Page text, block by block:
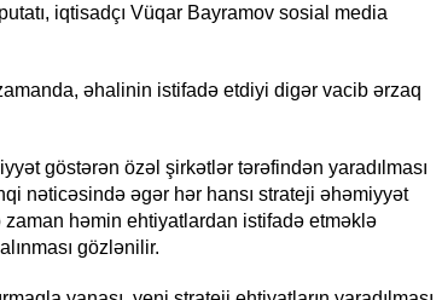
iqtisadçı Vüqar Bayramov sosial media
əhalinin istifadə etdiyi digər vacib ərzaq
göstərən özəl şirkətlər tərəfindən yaradılması
nəticəsində əgər hər hansı strateji əhəmiyyət
həmin ehtiyatlardan istifadə etməklə
gözlənilir.